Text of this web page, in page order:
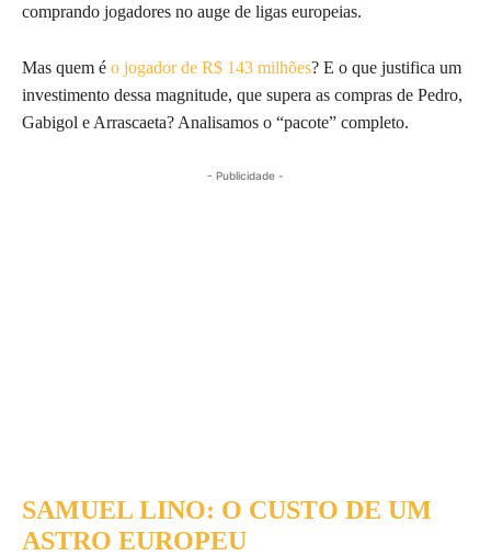
comprando jogadores no auge de ligas europeias.
Mas quem é o jogador de R$ 143 milhões? E o que justifica um
investimento dessa magnitude, que supera as compras de Pedro,
Gabigol e Arrascaeta? Analisamos o “pacote” completo.
- Publicidade -
SAMUEL LINO: O CUSTO DE UM
ASTRO EUROPEU